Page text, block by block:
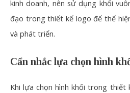
kinh doanh, nên sử dụng khối
đạo trong thiết kế logo để thể
và phát triển.
Cẩn nhắc lựa chọn hình
Khi lựa chọn hình khối trong thiết